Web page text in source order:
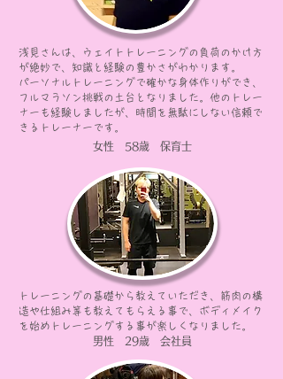
浅見さんは、ウェイトトレーニングの負荷のかけ方
が絶妙で、知識と経験の豊かさがわかります。
パーソナルトレーニングで確かな身体作りができ、
フルマラソン挑戦の土台となりました。他のトレー
ナーも経験しましたが、時間を無駄にしない信頼で
きるトレーナーです。
女性 58歳 保育士
トレーニングの基礎から教えていただき、筋肉の構
造や仕組み等も教えてもらえる事で、ボディメイク
を始めトレーニングする事が楽しくなりました。
男性 29歳 会社員